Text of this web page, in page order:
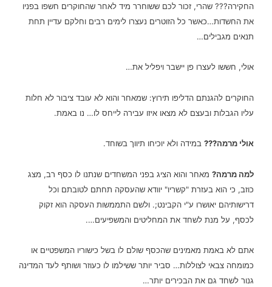
החקירה??? שהרי, זכור לכם ששוחרר מיד לאחר שהחוקרים חשפו בפניו
את החשדות…כאשר כל הזוטרים נעצרו לימים רבים וחלקם עדיין תחת
תנאים מגבילים…
אולי, חששו לעצרו פן יישבר ויפליל את…
החוקרים להגנתם הדליפו תירוץ: שמאחר והוא לא עובד ציבור לא חלות
עליו הגבלות ובעצם לא מצאו איזו עבירה לייחס לו… נו באמת.
אולי מרמה??? במידה ולא יוכיחו תיווך בשוחד.
למה מרמה? מאחר והוא הציג בפני המשחדים שנתנו לו כסף רב, מצג
כוזב, כי הוא בעזרת "קשריו" יוודא שהעסקה תחתם לטובתם וכל
דרישותיהם יאושרו ע"י הקבינט;. ולשם התממשות העסקה הוא זקוק
לכסף, על מנת לשחד את המחליטים והמשפיעים….
אתם לא באמת מאמינים שהכסף שולם לו בשל כישוריו המשפטיים או
כמומחה צבאי לצוללות… סביר יותר ששילמו לו כעוזר ושותף לעד המדינה
גנור לשחד גם את הבכירים יותר…